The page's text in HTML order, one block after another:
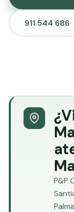
911 544 686
P&P